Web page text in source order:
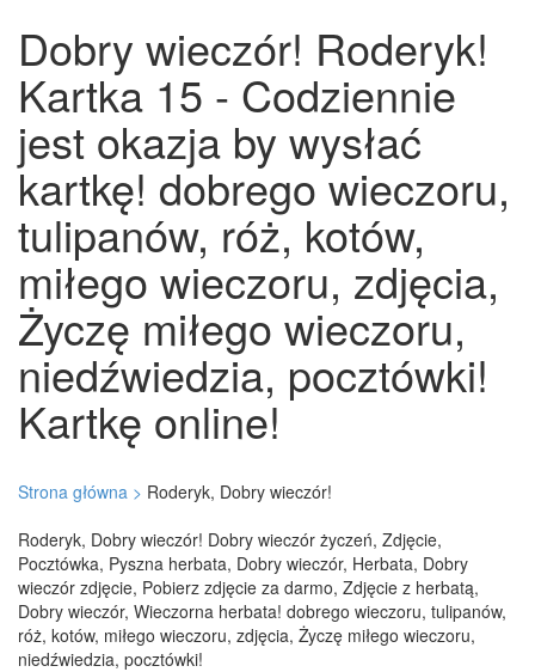
Dobry wieczór! Roderyk!
Kartka 15 - Codziennie
jest okazja by wysłać
kartkę! dobrego wieczoru,
tulipanów, róż, kotów,
miłego wieczoru, zdjęcia,
Życzę miłego wieczoru,
niedźwiedzia, pocztówki!
Kartkę online!
Strona główna > Roderyk, Dobry wieczór!
Roderyk, Dobry wieczór! Dobry wieczór życzeń, Zdjęcie,
Pocztówka, Pyszna herbata, Dobry wieczór, Herbata, Dobry
wieczór zdjęcie, Pobierz zdjęcie za darmo, Zdjęcie z herbatą,
Dobry wieczór, Wieczorna herbata! dobrego wieczoru, tulipanów,
róż, kotów, miłego wieczoru, zdjęcia, Życzę miłego wieczoru,
niedźwiedzia, pocztówki!